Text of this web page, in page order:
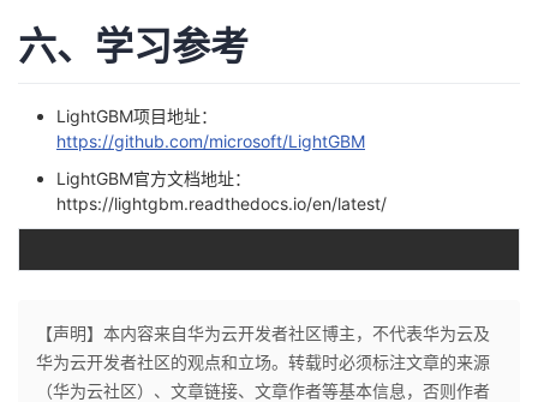
六、学习参考
LightGBM项目地址：
https://github.com/microsoft/LightGBM
LightGBM官方文档地址：
https://lightgbm.readthedocs.io/en/latest/
【声明】本内容来自华为云开发者社区博主，不代表华为云及
华为云开发者社区的观点和立场。转载时必须标注文章的来源
（华为云社区）、文章链接、文章作者等基本信息，否则作者